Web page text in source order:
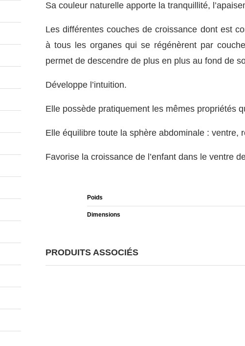
Sa couleur naturelle apporte la tranquillité,
Les différentes couches de croissance dont est
à tous les organes qui se régénèrent par
permet de descendre de plus en plus au fond de
Développe l’intuition.
Elle possède pratiquement les mêmes propriétés
Elle équilibre toute la sphère abdominale : ventre,
Favorise la croissance de l’enfant dans le ventre
Poids
Dimensions
PRODUITS ASSOCIÉS